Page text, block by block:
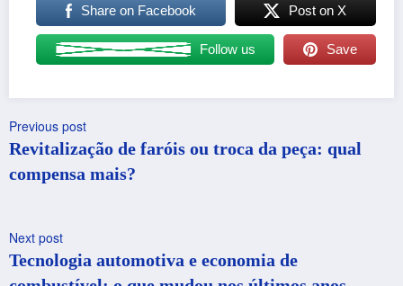
Share on Facebook Post on X
Follow us Save
Previous post
Revitalização de faróis ou troca da peça: qual
compensa mais?
Next post
Tecnologia automotiva e economia de